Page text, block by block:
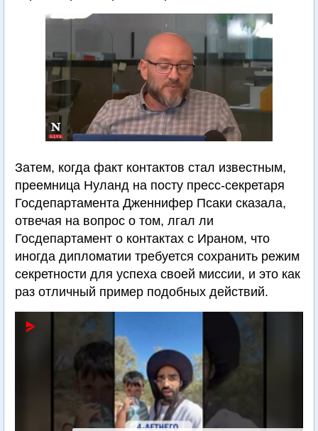
Затем, когда факт контактов стал известным,
преемница Нуланд на посту пресс-секретаря
Госдепартамента Дженнифер Псаки сказала,
отвечая на вопрос о том, лгал ли
Госдепартамент о контактах с Ираном, что
иногда дипломатии требуется сохранить режим
секретности для успеха своей миссии, и это как
раз отличный пример подобных действий.